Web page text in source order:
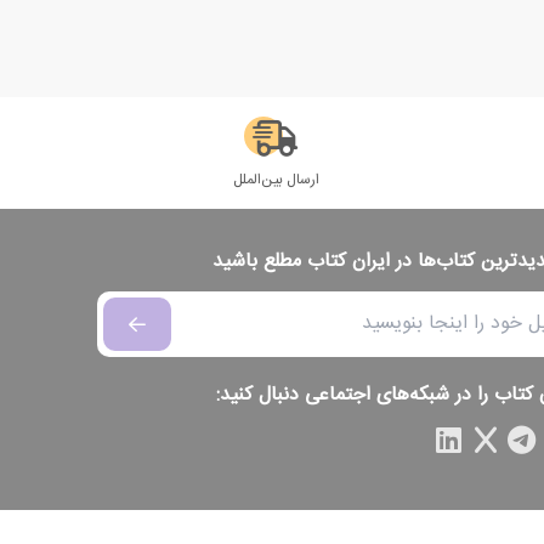
ارسال بین‌الملل
کتاب‌ها در ایران کتاب مطلع باشید
کتاب را در شبکه‌های اجتماعی دنبال کنید: